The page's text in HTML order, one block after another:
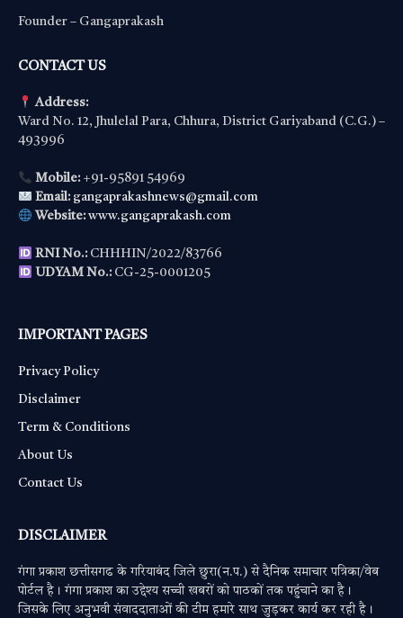
Founder – Gangaprakash
CONTACT US
Address:
Ward No. 12, Jhulelal Para, Chhura, District Gariyaband (C.G.) –
493996
Mobile:+91-95891 54969
Email: gangaprakashnews@gmail.com
Website: www.gangaprakash.com
RNI No.:CHHHIN/2022/83766
UDYAM No.:CG-25-0001205
IMPORTANT PAGES
Privacy Policy
Disclaimer
Term & Conditions
About Us
Contact Us
DISCLAIMER
गंगा प्रकाश छत्तीसगढ के गरियाबंद जिले छुरा(न.प.) से दैनिक समाचार पत्रिका/वेब
पोर्टल है। गंगा प्रकाश का उद्देश्य सच्ची खबरों को पाठकों तक पहुंचाने का है।
जिसके लिए अनुभवी संवाददाताओं की टीम हमारे साथ जुड़कर कार्य कर रही है।